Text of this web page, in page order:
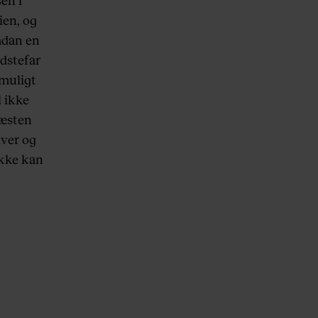
og
en
ikke
og
kan